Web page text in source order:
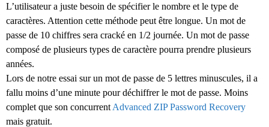
L’utilisateur a juste besoin de spécifier le nombre et le type de
caractères. Attention cette méthode peut être longue. Un mot de
passe de 10 chiffres sera cracké en 1/2 journée. Un mot de passe
composé de plusieurs types de caractère pourra prendre plusieurs
années.
Lors de notre essai sur un mot de passe de 5 lettres minuscules, il a
fallu moins d’une minute pour déchiffrer le mot de passe. Moins
complet que son concurrent Advanced ZIP Password Recovery
mais gratuit.